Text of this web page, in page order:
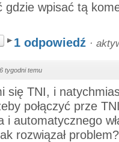
gdzie wpisać tą
1 odpowiedź ·
tygodni temu
się TNI, i
połączyć prze
i automatycznego
rozwiązał problem?